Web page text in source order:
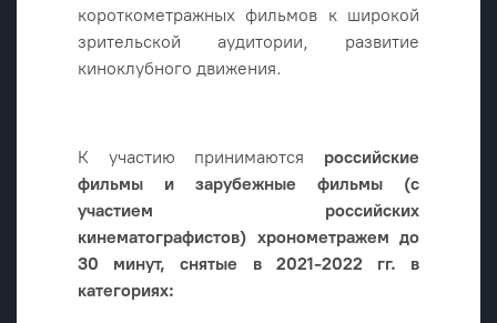
короткометражных фильмов к широкой
зрительской аудитории, развитие
киноклубного движения.
К участию принимаются российские
фильмы и зарубежные фильмы (с
участием российских
кинематографистов) хронометражем до
30 минут, снятые в 2021-2022 гг. в
категориях: